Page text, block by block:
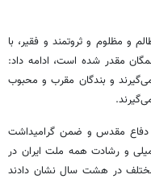
و مظلوم و ثروتمند و فقیر، با
مقدر شده است، ادامه داد:
می‌گیرند و بندگان مقرب و محبوب
دفاع مقدس و ضمن گرامیداشت
و رشادت همه ملت ایران در
در هشت سال نشان دادند